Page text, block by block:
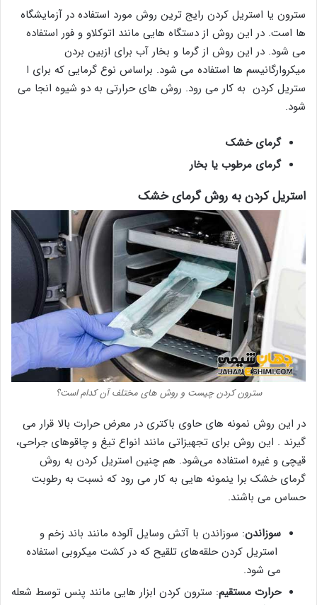
سترون یا استریل کردن رایج ترین روش مورد استفاده در آزمایشگاه
ها است. در این روش از دستگاه هایی مانند اتوکلاو و فور استفاده
می شود. در این روش از گرما و بخار آب برای ازبین بردن
میکروارگانیسم ها استفاده می شود. براساس نوع گرمایی که برای ا
ستریل کردن به کار می رود. روش های حرارتی به دو شیوه انجا می
شود.
گرمای خشک
گرمای مرطوب یا بخار
استریل کردن به روش گرمای خشک
سترون کردن چیست و روش های مختلف آن کدام است؟
در این روش نمونه های حاوی باکتری در معرض حرارت بالا قرار می
گیرند . این روش برای تجهیزاتی مانند انواع تیغ و چاقوهای جراحی،
قیچی و غیره استفاده می‌شود. هم چنین استریل کردن به روش
گرمای خشک برا ینمونه هایی به کار می رود که نسبت به رطوبت
حساس می باشند.
سوزاندن: سوزاندن با آتش وسایل آلوده مانند باند زخم و
استریل کردن حلقه‌های تلقیح که در کشت میکروبی استفاده
می شود.
حرارت مستقیم: سترون کردن ابزار هایی مانند پنس توسط شعله